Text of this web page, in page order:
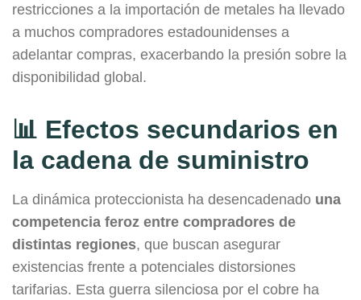
restricciones a la importación de metales ha llevado
a muchos compradores estadounidenses a
adelantar compras, exacerbando la presión sobre la
disponibilidad global.
📊 Efectos secundarios en
la cadena de suministro
La dinámica proteccionista ha desencadenado una
competencia feroz entre compradores de
distintas regiones, que buscan asegurar
existencias frente a potenciales distorsiones
tarifarias. Esta guerra silenciosa por el cobre ha